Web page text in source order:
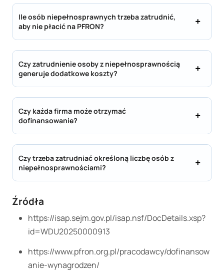
Ile osób niepełnosprawnych trzeba zatrudnić,
aby nie płacić na PFRON?
Czy zatrudnienie osoby z niepełnosprawnością
generuje dodatkowe koszty?
Czy każda firma może otrzymać
dofinansowanie?
Czy trzeba zatrudniać określoną liczbę osób z
niepełnosprawnościami?
Źródła
https://isap.sejm.gov.pl/isap.nsf/DocDetails.xsp?
id=WDU20250000913
https://www.pfron.org.pl/pracodawcy/dofinansow
anie-wynagrodzen/